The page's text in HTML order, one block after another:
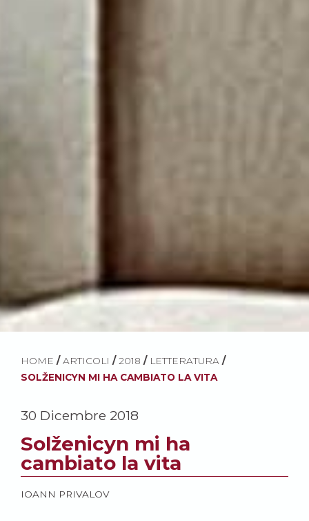
HOME / ARTICOLI / 2018 / LETTERATURA /
SOLŽENICYN MI HA CAMBIATO LA VITA
30 Dicembre 2018
Solženicyn mi ha
cambiato la vita
IOANN PRIVALOV